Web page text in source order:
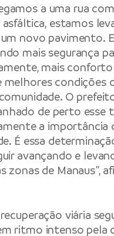
a uma rua
asfáltica, estamos
novo pavimento.
mais segurança
mais
melhores condições
O
de perto esse
a importância
É essa
avançando e
zonas de Manaus”,
viária
ritmo intenso pela